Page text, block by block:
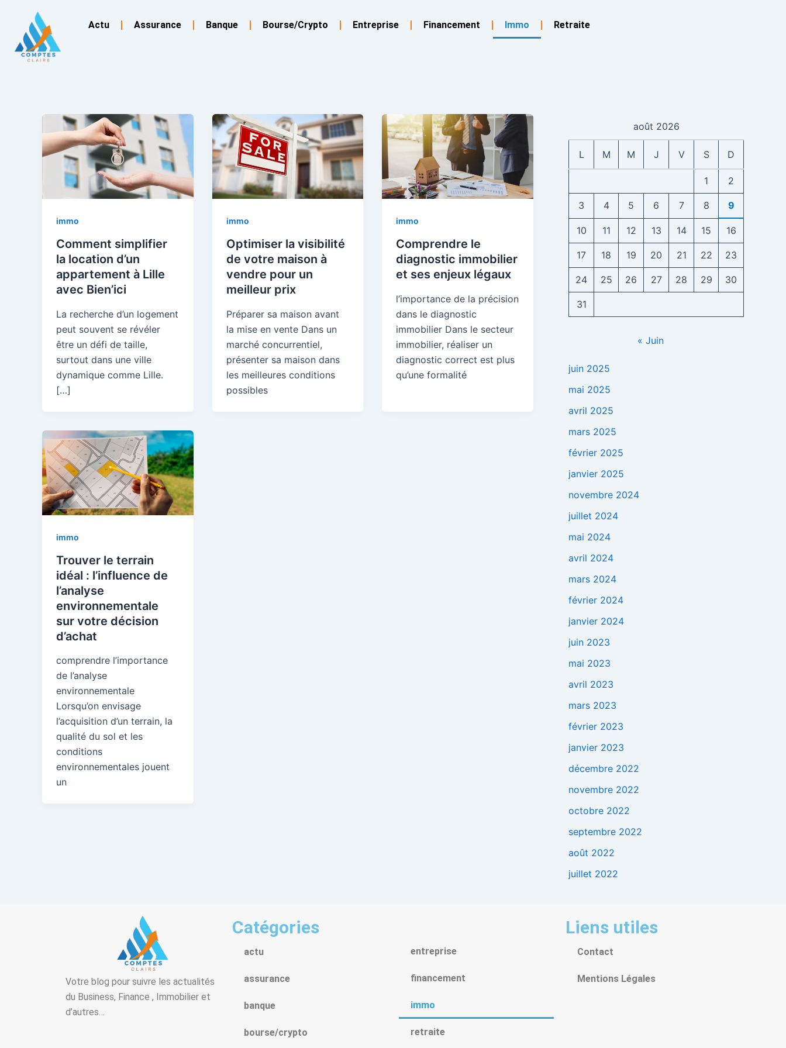
contenu
Actu Assurance Banque Bourse/Crypto Entreprise Financement Immo Retraite
immo
Comment simplifier
la location d’un
appartement à Lille
avec Bien’ici
La recherche d’un logement
peut souvent se révéler
être un défi de taille,
surtout dans une ville
dynamique comme Lille.
[…]
immo
Optimiser la visibilité
de votre maison à
vendre pour un
meilleur prix
Préparer sa maison avant
la mise en vente Dans un
marché concurrentiel,
présenter sa maison dans
les meilleures conditions
possibles
immo
Comprendre le
diagnostic immobilier
et ses enjeux légaux
l’importance de la précision
dans le diagnostic
immobilier Dans le secteur
immobilier, réaliser un
diagnostic correct est plus
qu’une formalité
immo
Trouver le terrain
idéal : l’influence de
l’analyse
environnementale
sur votre décision
d’achat
comprendre l’importance
de l’analyse
environnementale
Lorsqu’on envisage
l’acquisition d’un terrain, la
qualité du sol et les
conditions
environnementales jouent
un
août 2026
L M M J V S D
1 2
3 4 5 6 7 8 9
10 11 12 13 14 15 16
17 18 19 20 21 22 23
24 25 26 27 28 29 30
31
« Juin
juin 2025
mai 2025
avril 2025
mars 2025
février 2025
janvier 2025
novembre 2024
juillet 2024
mai 2024
avril 2024
mars 2024
février 2024
janvier 2024
juin 2023
mai 2023
avril 2023
mars 2023
février 2023
janvier 2023
décembre 2022
novembre 2022
octobre 2022
septembre 2022
août 2022
juillet 2022
Votre blog pour suivre les actualités
du Business, Finance , Immobilier et
d’autres…
Catégories
actu
assurance
banque
bourse/crypto
entreprise
financement
immo
retraite
Liens utiles
Contact
Mentions Légales